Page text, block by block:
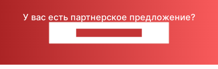
У вас есть партнерское предложение?